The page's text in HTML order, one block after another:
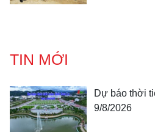
TIN MỚI
Dự báo thời
9/8/2026